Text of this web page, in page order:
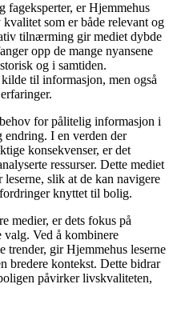
fageksperter, er Hjemmehus
som er både relevant og
tilnærming gir mediet dybde
opp de mange nyansene
og i samtiden.
til informasjon, men også
for pålitelig informasjon i
endring. I en verden der
konsekvenser, er det
ressurser. Dette mediet
slik at de kan navigere
knyttet til bolig.
medier, er dets fokus på
Ved å kombinere
trender, gir Hjemmehus leserne
bredere kontekst. Dette bidrar
påvirker livskvaliteten,